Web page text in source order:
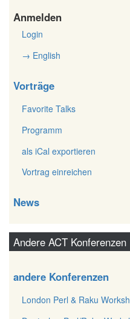
Anmelden
Login
→ English
Vorträge
Favorite Talks
Programm
als iCal exportieren
Vortrag einreichen
News
Andere ACT Konferenzen
andere Konferenzen
London Perl & Raku